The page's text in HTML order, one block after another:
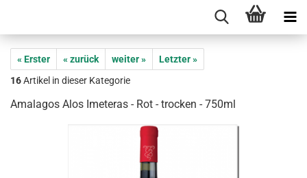
« Erster « zurück weiter »
Letzter »
16Artikel in dieser Kategorie
Amalagos Alos Imeteras - Rot - trocken - 750ml